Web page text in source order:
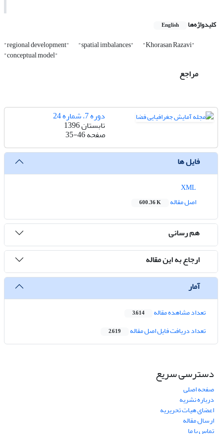
کلیدواژه‌ها English
"regional development" "spatial imbalances" "Khorasan Razavi"
"conceptual model"
مراجع
دوره 7، شماره 24
تابستان 1396
صفحه35-46
فایل ها
اصل مقاله
600.36 K
هم رسانی
ارجاع به این مقاله
آمار
تعداد مشاهده مقاله 3,614
تعداد دریافت فایل اصل مقاله 2,619
دسترسی سریع
صفحه اصلی
درباره نشریه
اعضای هیات تحریریه
ارسال مقاله
تماس با ما